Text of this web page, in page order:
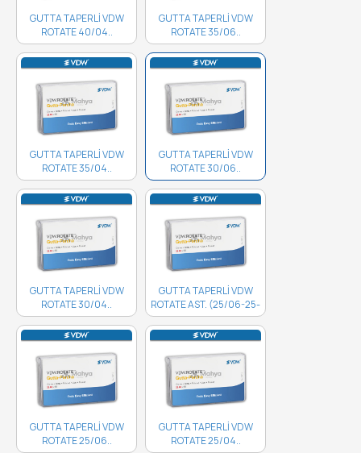
GUTTA TAPERLİ VDW
ROTATE 40/04..
GUTTA TAPERLİ VDW
ROTATE 35/06..
GUTTA TAPERLİ VDW
ROTATE 35/04..
GUTTA TAPERLİ VDW
ROTATE 30/06..
GUTTA TAPERLİ VDW
ROTATE 30/04..
GUTTA TAPERLİ VDW
ROTATE AST. (25/06-25-
30-35/04)..
GUTTA TAPERLİ VDW
ROTATE 25/06..
GUTTA TAPERLİ VDW
ROTATE 25/04..